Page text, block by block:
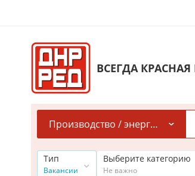
ВСЕГДА КРАСНАЯ
Производство / энергетика
Тип
Вакансии
Выберите категорию
Не важно